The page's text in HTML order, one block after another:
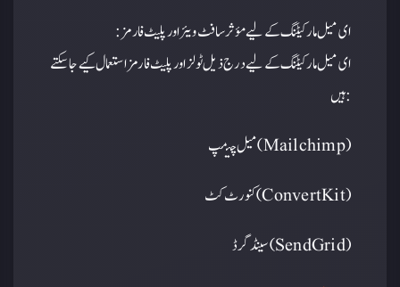
: ای میل مارکیٹنگ کے لیے مؤثر سافٹ ویئر اور پلیٹ فارمز
ای میل مارکیٹنگ کے لیے درج ذیل ٹولز اور پلیٹ فارمز استعمال کیے جا سکتے
ہیں:
میل چیمپ (Mailchimp)
کنورٹ کٹ (ConvertKit)
سینڈ گرڈ (SendGrid)